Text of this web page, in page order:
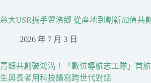
慈大USR攜手豐濱鄉 從產地到創新加值共
2026 年 7 月 3 日
青銀共創破鴻溝！「數位導航志工隊」首
生與長者用科技譜寫跨世代對話